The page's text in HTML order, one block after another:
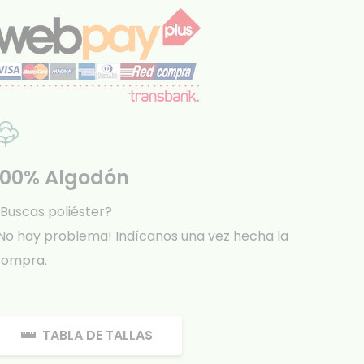
Algodón
poliéster?
hay problema! Indícanos una vez hecha la
TABLA DE TALLAS